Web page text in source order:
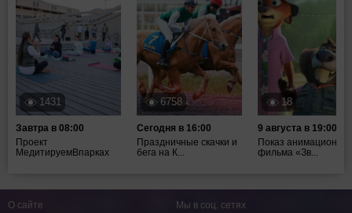
1431
Завтра в 08:00
Проект
МедитируемВпарках
6758
Сегодня в 16:00
Праздничные скачки и
бега на К...
18
9 августа в 19:00
Показ
фильма «Зв...
О сайте Мы в соц. сетях